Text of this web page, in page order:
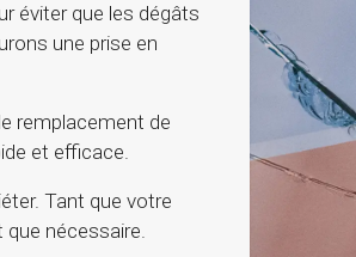
éviter que les dégâts
une prise en
remplacement de
et efficace.
Tant que votre
nécessaire.